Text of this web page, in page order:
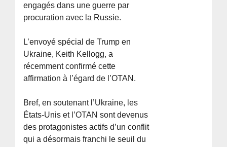
engagés dans une guerre par
procuration avec la Russie.
L’envoyé spécial de Trump en
Ukraine, Keith Kellogg, a
récemment confirmé cette
affirmation à l’égard de l’OTAN.
Bref, en soutenant l’Ukraine, les
États-Unis et l’OTAN sont devenus
des protagonistes actifs d’un conflit
qui a désormais franchi le seuil du